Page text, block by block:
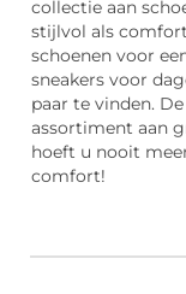
collectie aan
stijlvol als
schoenen voor
sneakers voor
paar te vinden.
assortiment aan
hoeft u nooit
comfort!